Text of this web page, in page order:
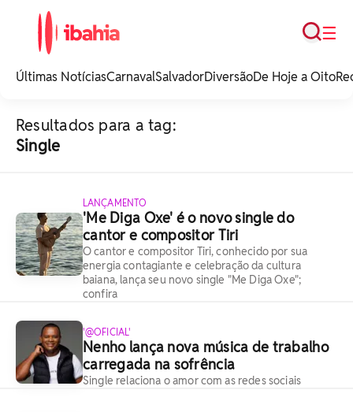
noticias e
☰
Busca
Últimas NotíciasCarnavalSalvadorDiversãoDe Hoje a Oito
Resultados para a tag:
Single
LANÇAMENTO
'Me Diga Oxe' é o novo single do
cantor e compositor Tiri
O cantor e compositor Tiri, conhecido por sua
energia contagiante e celebração da cultura
baiana, lança seu novo single "Me Diga Oxe";
confira
'@OFICIAL'
Nenho lança nova música de trabalho
carregada na sofrência
Single relaciona o amor com as redes sociais